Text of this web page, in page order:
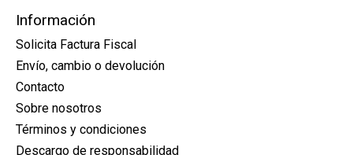
Información
Solicita Factura Fiscal
Envío, cambio o devolución
Contacto
Sobre nosotros
Términos y condiciones
Descargo de responsabilidad